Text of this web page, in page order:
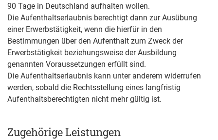
90 Tage in Deutschland aufhalten wollen.
Die Aufenthaltserlaubnis berechtigt dann zur Ausübung
einer Erwerbstätigkeit, wenn die hierfür in den
Bestimmungen über den Aufenthalt zum Zweck der
Erwerbstätigkeit beziehungsweise der Ausbildung
genannten Voraussetzungen erfüllt sind.
Die Aufenthaltserlaubnis kann unter anderem widerrufen
werden, sobald die Rechtsstellung eines langfristig
Aufenthaltsberechtigten nicht mehr gültig ist.
Zugehörige Leistungen